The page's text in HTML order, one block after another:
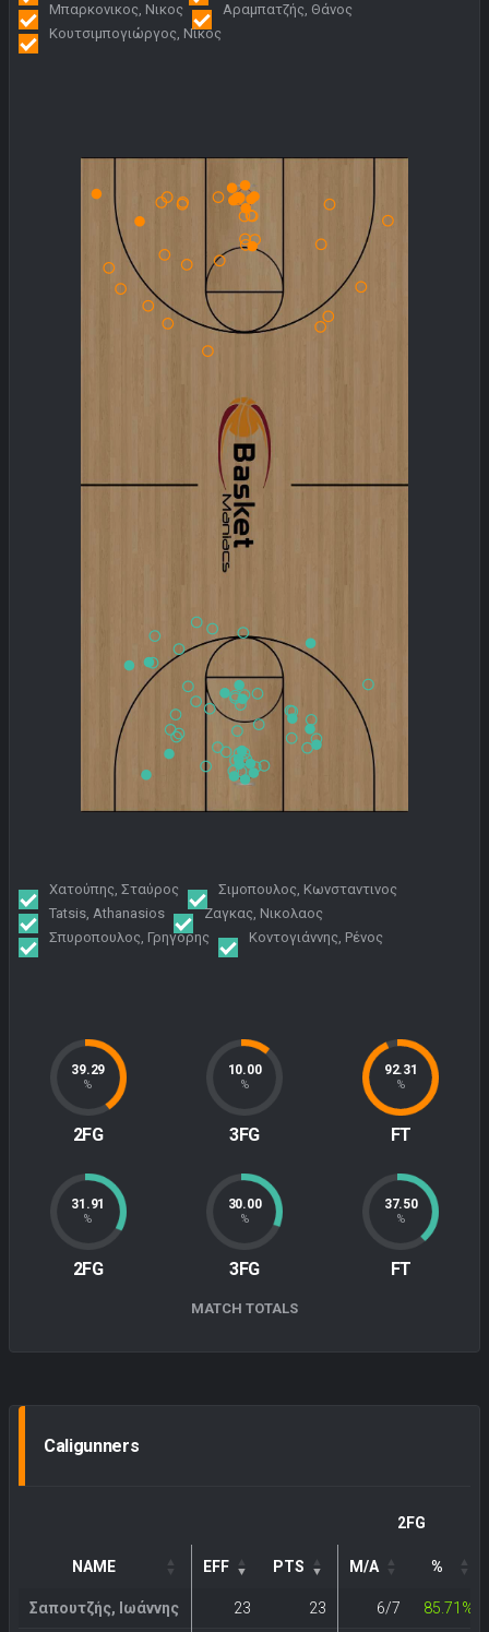
Μπαρκονικος, Νικος
Αραμπατζής, Θάνος
Κουτσιμπογιώργος, Νίκος
Χατούπης, Σταύρος
Σιμοπουλος, Κωνσταντινος
Tatsis, Athanasios
Ζαγκας, Νικολαος
Σπυροπουλος, Γρηγορης
Κοντογιάννης, Ρένος
39.29
%
2FG
10.00
%
3FG
92.31
%
FT
31.91
%
2FG
30.00
%
3FG
37.50
%
FT
MATCH TOTALS
Caligunners
2FG
NAME EFF PTS M/A %
Σαπουτζής, Ιωάννης 23 23 6/7 85.71%